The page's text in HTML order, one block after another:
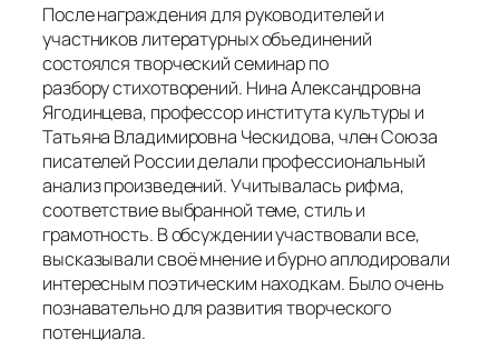
После награждения для руководителей и
участников литературных объединений
состоялся творческий семинар по
разбору стихотворений. Нина Александровна
Ягодинцева, профессор института культуры и
Татьяна Владимировна Ческидова, член Союза
писателей России делали профессиональный
анализ произведений. Учитывалась рифма,
соответствие выбранной теме, стиль и
грамотность. В обсуждении участвовали все,
высказывали своё мнение и бурно аплодировали
интересным поэтическим находкам. Было очень
познавательно для развития творческого
потенциала.